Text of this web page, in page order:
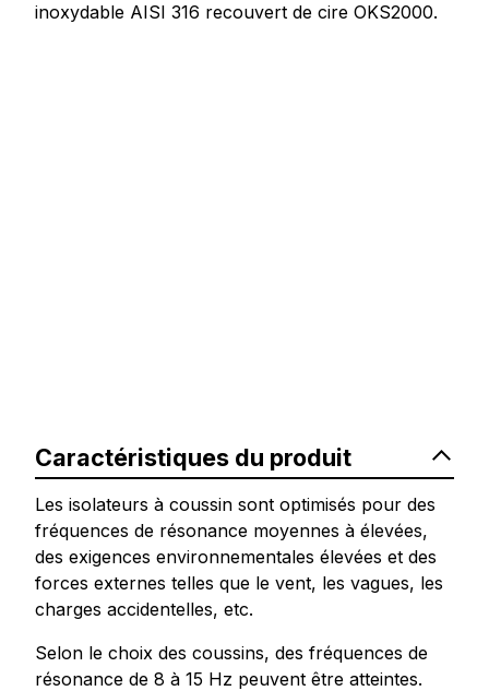
inoxydable AISI 316 recouvert de cire OKS2000.
Caractéristiques du produit
Les isolateurs à coussin sont optimisés pour des
fréquences de résonance moyennes à élevées,
des exigences environnementales élevées et des
forces externes telles que le vent, les vagues, les
charges accidentelles, etc.
Selon le choix des coussins, des fréquences de
résonance de 8 à 15 Hz peuvent être atteintes.